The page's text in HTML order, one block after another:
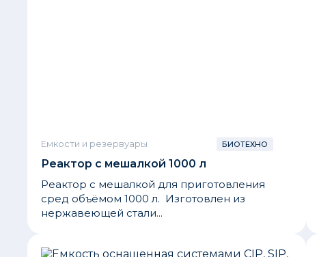
Емкости и резервуары БИОТЕХНО
Реактор с мешалкой 1000 л
Реактор с мешалкой для приготовления
сред объёмом 1000 л. Изготовлен из
нержавеющей стали...